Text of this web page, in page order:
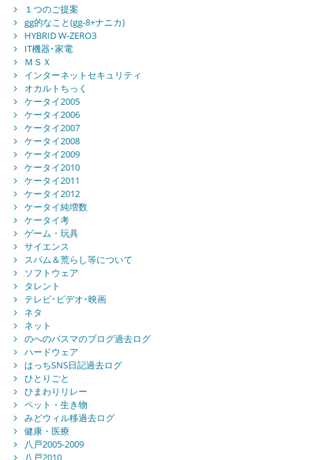
１つのご提案
gg的なこと(gg-8+ナニカ)
HYBRID W-ZERO3
IT機器･家電
ＭＳＸ
インターネットセキュリティ
オカルトちっく
ケータイ2005
ケータイ2006
ケータイ2007
ケータイ2008
ケータイ2009
ケータイ2010
ケータイ2011
ケータイ2012
ケータイ純増数
ケータイ考
ゲーム・玩具
サイエンス
スパム＆荒らし等について
ソフトウェア
タレント
テレビ･ビデオ･映画
ネタ
ネット
のへのバスマのブログ過去ログ
ハードウェア
はっちSNS日記過去ログ
ひとりごと
ひまわりリレー
ペット・生き物
みどウィル移過去ログ
健康・医療
八戸2005-2009
八戸2010